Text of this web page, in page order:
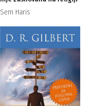
Sem Haris